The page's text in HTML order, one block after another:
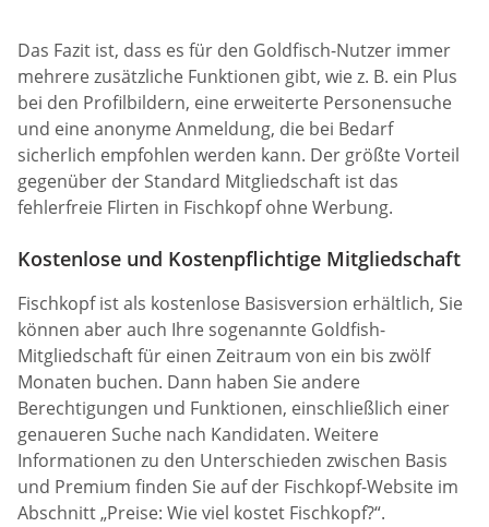
Das Fazit ist, dass es für den Goldfisch-Nutzer immer
mehrere zusätzliche Funktionen gibt, wie z. B. ein Plus
bei den Profilbildern, eine erweiterte Personensuche
und eine anonyme Anmeldung, die bei Bedarf
sicherlich empfohlen werden kann. Der größte Vorteil
gegenüber der Standard Mitgliedschaft ist das
fehlerfreie Flirten in Fischkopf ohne Werbung.
Kostenlose und Kostenpflichtige Mitgliedschaft
Fischkopf ist als kostenlose Basisversion erhältlich, Sie
können aber auch Ihre sogenannte Goldfish-
Mitgliedschaft für einen Zeitraum von ein bis zwölf
Monaten buchen. Dann haben Sie andere
Berechtigungen und Funktionen, einschließlich einer
genaueren Suche nach Kandidaten. Weitere
Informationen zu den Unterschieden zwischen Basis
und Premium finden Sie auf der Fischkopf-Website im
Abschnitt „Preise: Wie viel kostet Fischkopf?“.